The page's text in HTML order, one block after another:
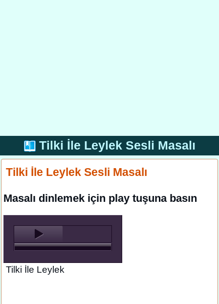
Tilki İle Leylek Sesli Masalı
Tilki İle Leylek Sesli Masalı
Masalı dinlemek için play tuşuna basın
Tilki İle Leylek